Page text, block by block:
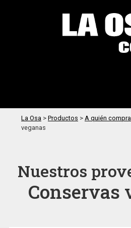
La Osa > Productos > A quién
veganas
Nuestros
Conservas